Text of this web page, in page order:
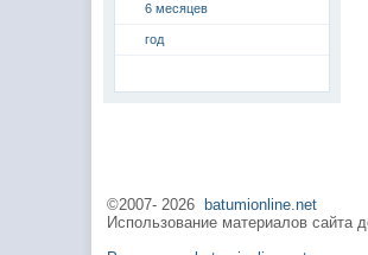
6 месяцев
год
©2007-2026
batumionline.net
Использование материалов сайта